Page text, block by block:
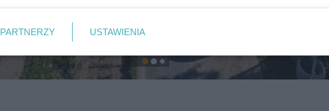
PARTNERZY USTAWIENIA